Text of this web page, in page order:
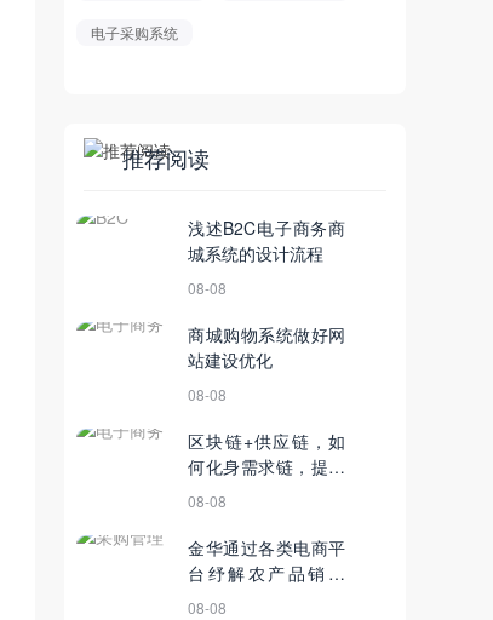
电子采购系统
推荐阅读
浅述B2C电子商务商
城系统的设计流程
08-08
商城购物系统做好网
站建设优化
08-08
区块链+供应链，如
何化身需求链，提高
供应链效率？
08-08
金华通过各类电商平
台纾解农产品销售
难；2019年美国电商
08-08